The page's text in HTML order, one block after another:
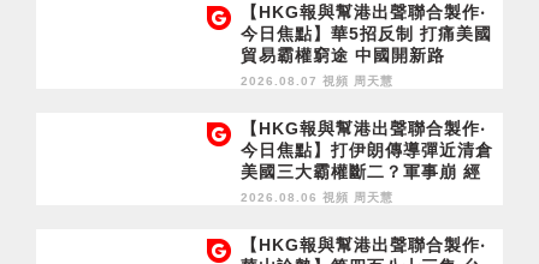
【HKG報與幫港出聲聯合製作‧
今日焦點】華5招反制 打痛美國
貿易霸權窮途 中國開新路
2026.08.07 視頻 周天慧
【HKG報與幫港出聲聯合製作‧
今日焦點】打伊朗傳導彈近清倉
美國三大霸權斷二？軍事崩 經
濟損
2026.08.06 視頻 周天慧
【HKG報與幫港出聲聯合製作‧